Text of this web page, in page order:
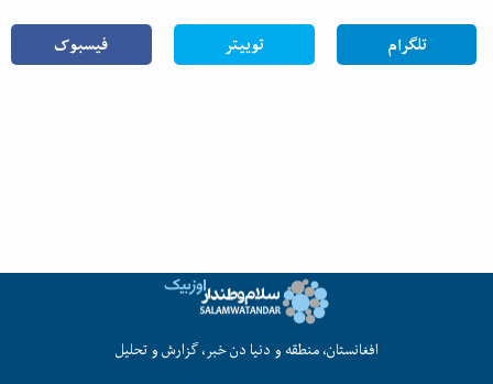
فیسبوک توییتر تلگرام
افغانستان، منطقه و دنیا دن خبر، گزارش و تحلیل